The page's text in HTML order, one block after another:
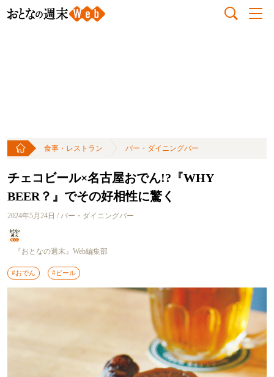
食事・レストラン バー・ダイニングバー
チェコビール×名古屋おでん!?『WHY
BEER？』でその好相性に驚く
2024年5月24日 / バー・ダイニングバー
『おとなの週末』Web編集部
#おでん #ビール